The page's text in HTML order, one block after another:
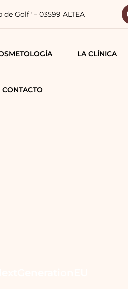
Golf" – 03599 ALTEA
LA CLÍNICA
CONTACTO